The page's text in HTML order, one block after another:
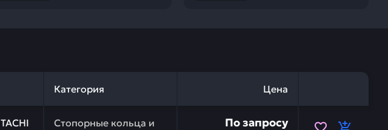
Категория Цена
Стопорные кольца и
Уплотнительное кольцо HITACHI 4410446 — это инвестиция в
По запросу